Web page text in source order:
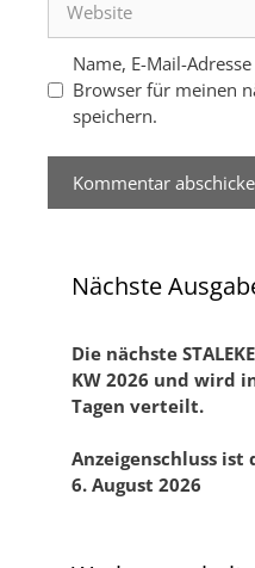
Name, E-Mail-
Browser für meinen
speichern.
Nächste
Die nächste
KW 2026 und wird
Tagen verteilt.
Anzeigenschluss ist
6. August 2026